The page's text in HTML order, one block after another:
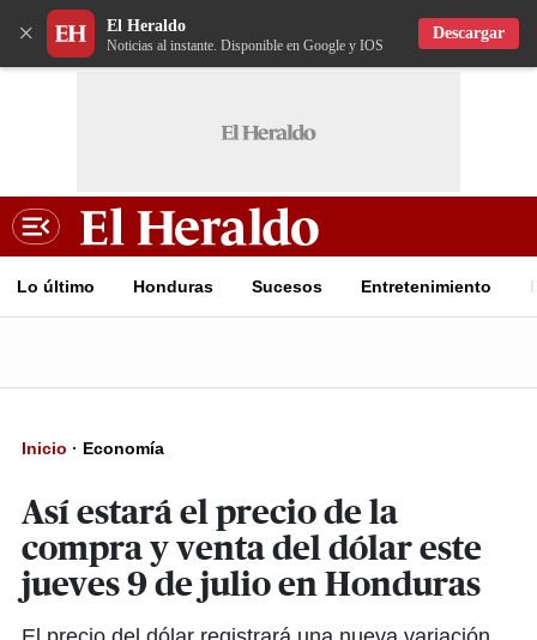
× El Heraldo
Noticias al instante. Disponible en Google y IOS
Descargar
Lo último Honduras Sucesos Entretenimiento
Inicio · Economía
Así estará el precio de la
compra y venta del dólar este
jueves 9 de julio en Honduras